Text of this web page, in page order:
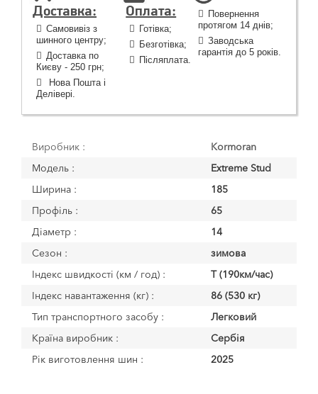
Доставка:
Самовивіз з
шинного центру;
Доставка по
Києву - 250 грн;
Нова Пошта і
Делівері.
Оплата:
Готівка;
Безготівка;
Післяплата.
Повернення
протягом 14 днів;
Заводська
гарантія до 5 років.
Виробник :
Kormoran
Модель :
Extreme Stud
Ширина :
185
Профіль :
65
Діаметр :
14
Сезон :
зимова
Індекс швидкості (км / год) :
T (190км/час)
Індекс навантаження (кг) :
86 (530 кг)
Тип транспортного засобу :
Легковий
Країна виробник :
Сербія
Рік виготовлення шин :
2025